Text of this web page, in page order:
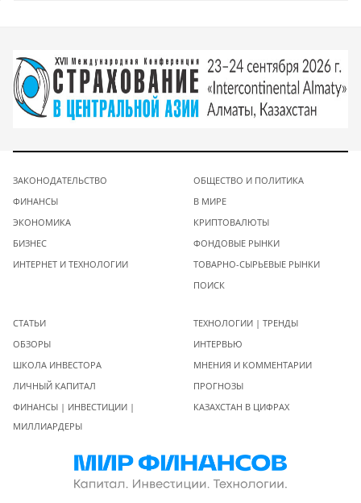
ЗАКОНОДАТЕЛЬСТВО
ФИНАНСЫ
ЭКОНОМИКА
БИЗНЕС
ИНТЕРНЕТ И ТЕХНОЛОГИИ
ОБЩЕСТВО И ПОЛИТИКА
В МИРЕ
КРИПТОВАЛЮТЫ
ФОНДОВЫЕ РЫНКИ
ТОВАРНО-СЫРЬЕВЫЕ РЫНКИ
ПОИСК
СТАТЬИ
ОБЗОРЫ
ШКОЛА ИНВЕСТОРА
ЛИЧНЫЙ КАПИТАЛ
ФИНАНСЫ | ИНВЕСТИЦИИ |
МИЛЛИАРДЕРЫ
ТЕХНОЛОГИИ | ТРЕНДЫ
ИНТЕРВЬЮ
МНЕНИЯ И КОММЕНТАРИИ
ПРОГНОЗЫ
КАЗАХСТАН В ЦИФРАХ